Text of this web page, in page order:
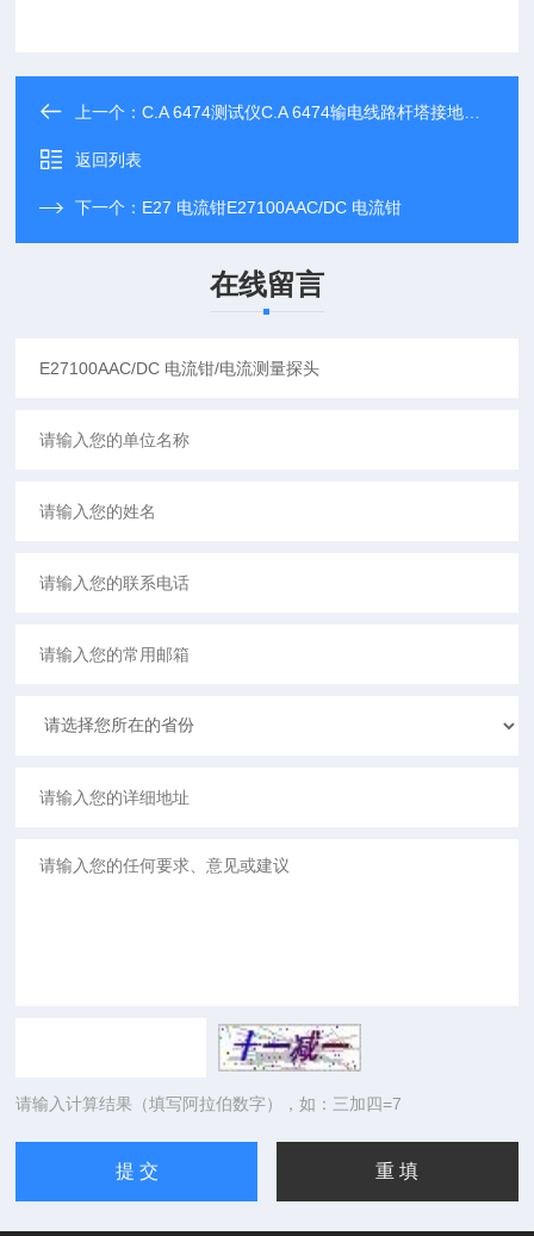
上一个：C.A 6474测试仪C.A 6474输电线路杆塔接地测试仪
返回列表
下一个： E27 电流钳E27100AAC/DC 电流钳
在线留言
请输入计算结果（填写阿拉伯数字），如：三加四=7